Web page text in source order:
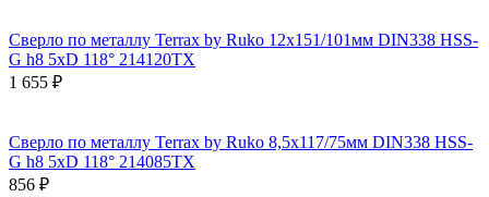
Сверло по металлу Terrax by Ruko 12x151/101мм DIN338 HSS-
G h8 5xD 118° 214120TX
1 655 ₽
Сверло по металлу Terrax by Ruko 8,5x117/75мм DIN338 HSS-
G h8 5xD 118° 214085TX
856 ₽